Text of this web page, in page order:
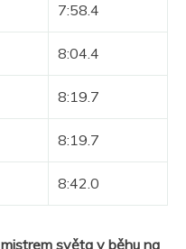
7:58.4
8:04.4
8:19.7
8:19.7
8:42.0
mistrem světa v běhu na